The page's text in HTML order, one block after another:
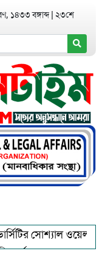
১৪৩৩ বঙ্গাব্দ ২৩শে
সোশ্যাল ওয়েলফেয়ার
ও অশুভকে বর্জন করে